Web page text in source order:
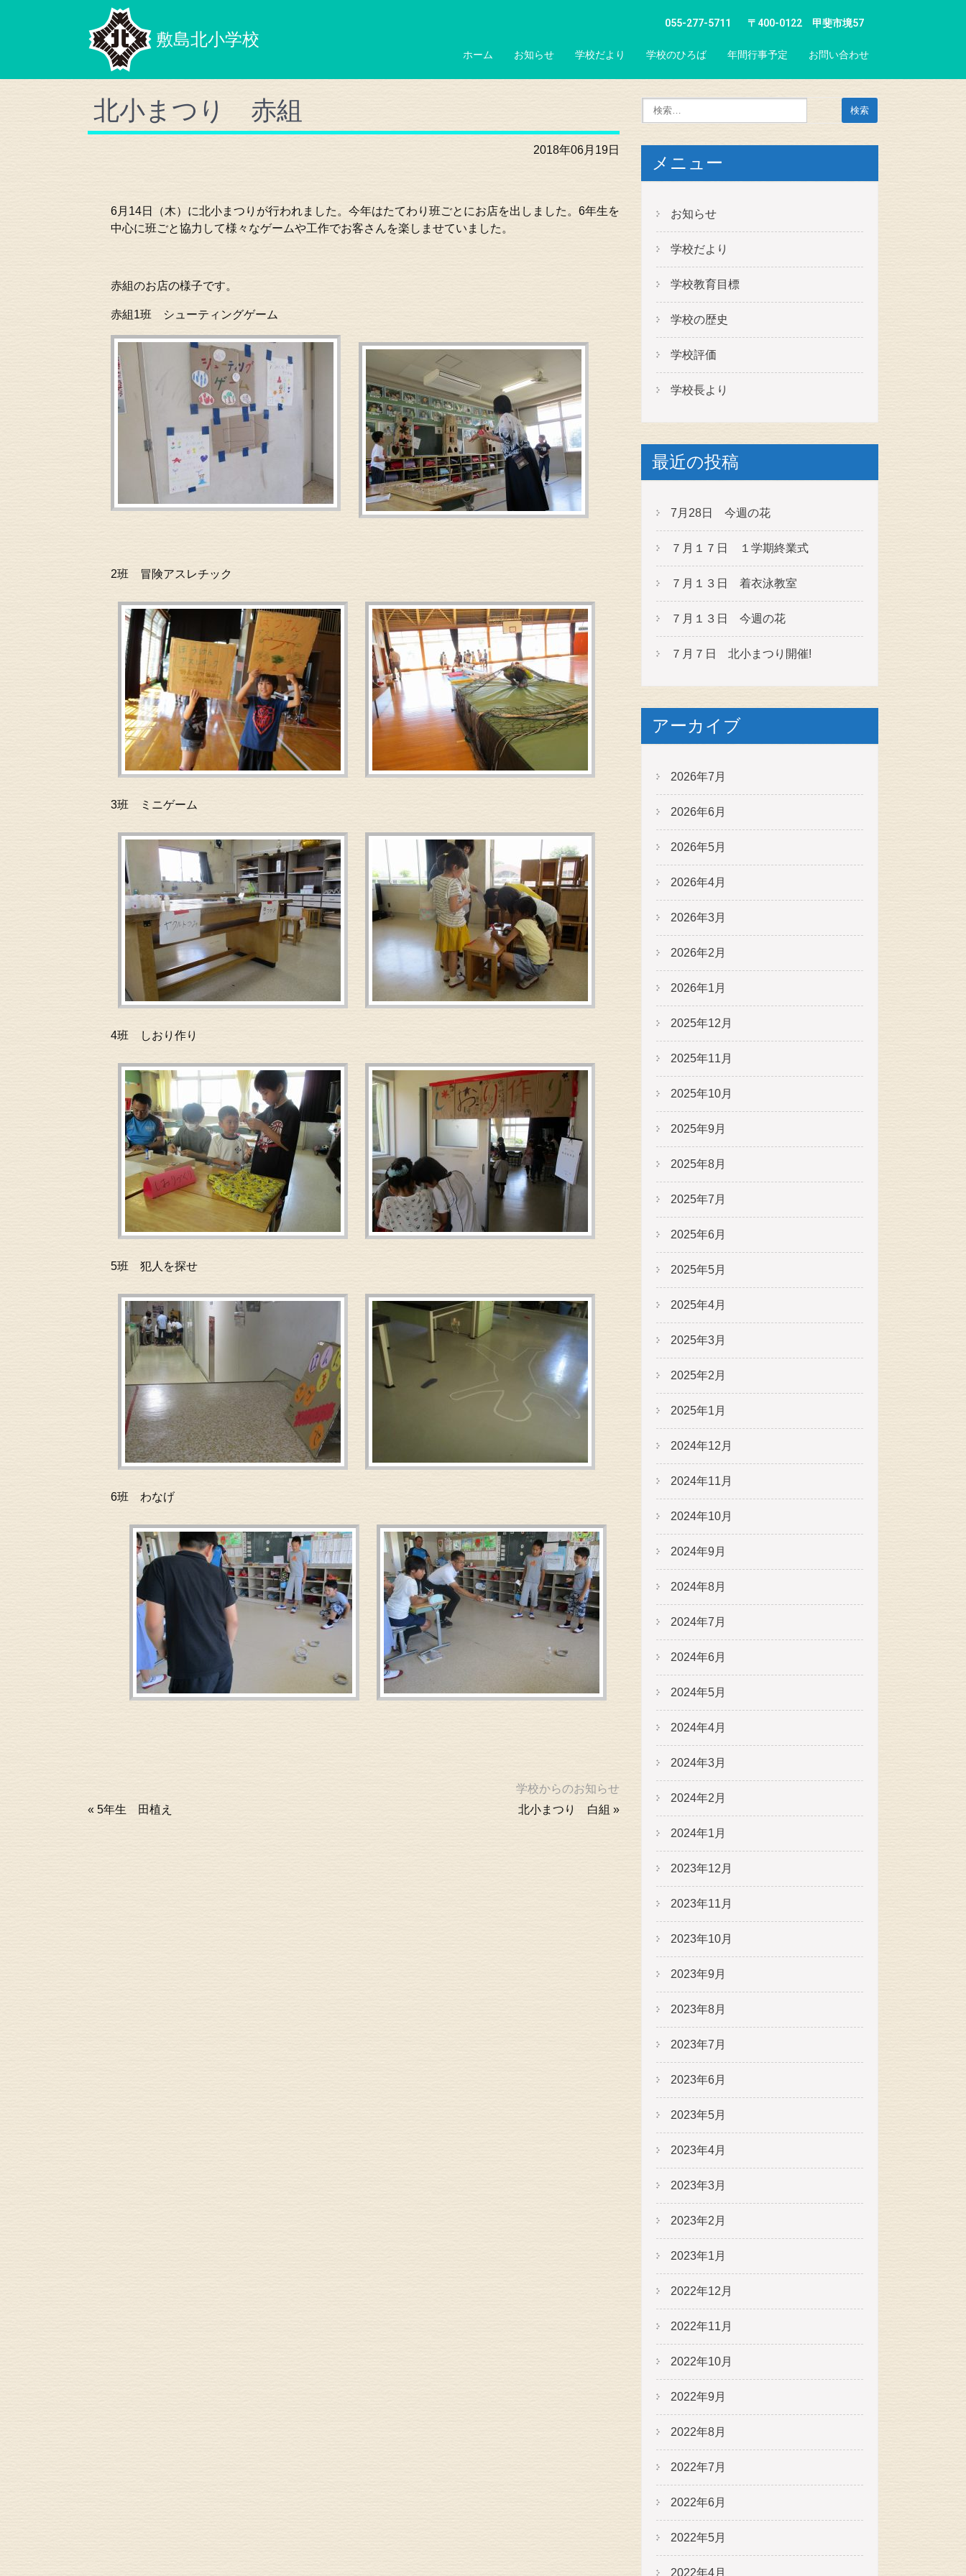
敷島北小学校
055-277-5711 〒400-0122 甲斐市境57
ホーム お知らせ 学校だより 学校のひろば 年間行事予定 お問い合わせ
北小まつり 赤組
2018年06月19日
6月14日（木）に北小まつりが行われました。今年はたてわり班ごとにお店を出しました。6年生を
中心に班ごと協力して様々なゲームや工作でお客さんを楽しませていました。
赤組のお店の様子です。
赤組1班 シューティングゲーム
2班 冒険アスレチック
3班 ミニゲーム
4班 しおり作り
5班 犯人を探せ
6班 わなげ
学校からのお知らせ
« 5年生 田植え 北小まつり 白組 »
メニュー
お知らせ
学校だより
学校教育目標
学校の歴史
学校評価
学校長より
最近の投稿
7月28日 今週の花
７月１７日 １学期終業式
７月１３日 着衣泳教室
７月１３日 今週の花
７月７日 北小まつり開催!
アーカイブ
2026年7月
2026年6月
2026年5月
2026年4月
2026年3月
2026年2月
2026年1月
2025年12月
2025年11月
2025年10月
2025年9月
2025年8月
2025年7月
2025年6月
2025年5月
2025年4月
2025年3月
2025年2月
2025年1月
2024年12月
2024年11月
2024年10月
2024年9月
2024年8月
2024年7月
2024年6月
2024年5月
2024年4月
2024年3月
2024年2月
2024年1月
2023年12月
2023年11月
2023年10月
2023年9月
2023年8月
2023年7月
2023年6月
2023年5月
2023年4月
2023年3月
2023年2月
2023年1月
2022年12月
2022年11月
2022年10月
2022年9月
2022年8月
2022年7月
2022年6月
2022年5月
2022年4月